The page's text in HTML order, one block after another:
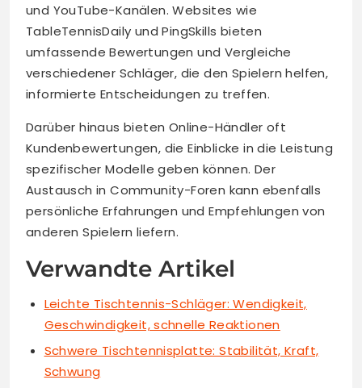
und YouTube-Kanälen. Websites wie
TableTennisDaily und PingSkills bieten
umfassende Bewertungen und Vergleiche
verschiedener Schläger, die den Spielern helfen,
informierte Entscheidungen zu treffen.
Darüber hinaus bieten Online-Händler oft
Kundenbewertungen, die Einblicke in die Leistung
spezifischer Modelle geben können. Der
Austausch in Community-Foren kann ebenfalls
persönliche Erfahrungen und Empfehlungen von
anderen Spielern liefern.
Verwandte Artikel
Leichte Tischtennis-Schläger: Wendigkeit,
Geschwindigkeit, schnelle Reaktionen
Schwere Tischtennisplatte: Stabilität, Kraft,
Schwung